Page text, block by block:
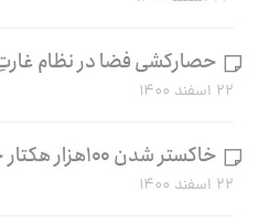
حصارکشی فضا در نظام
۲۲ اسفند ۱۴۰۰
خاکستر شدن ۱۰۰هزار هکتار جنگل و مرتع طی ۵ سال
۲۲ اسفند ۱۴۰۰